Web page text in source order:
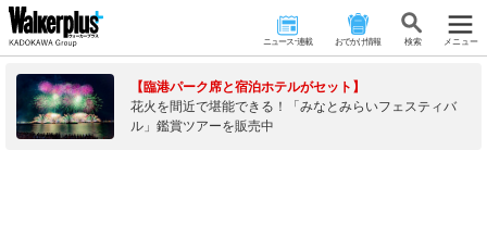
ニュース･連載 おでかけ情報 検 索 メニュー
【臨港パーク席と宿泊ホテルがセット】
花火を間近で堪能できる！「みなとみらいフェスティバ
ル」鑑賞ツアーを販売中